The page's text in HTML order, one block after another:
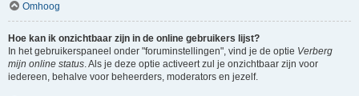
Omhoog
Hoe kan ik onzichtbaar zijn in de online gebruikers lijst?
In het gebruikerspaneel onder "foruminstellingen", vind je de optie Verberg
mijn online status. Als je deze optie activeert zul je onzichtbaar zijn voor
iedereen, behalve voor beheerders, moderators en jezelf.